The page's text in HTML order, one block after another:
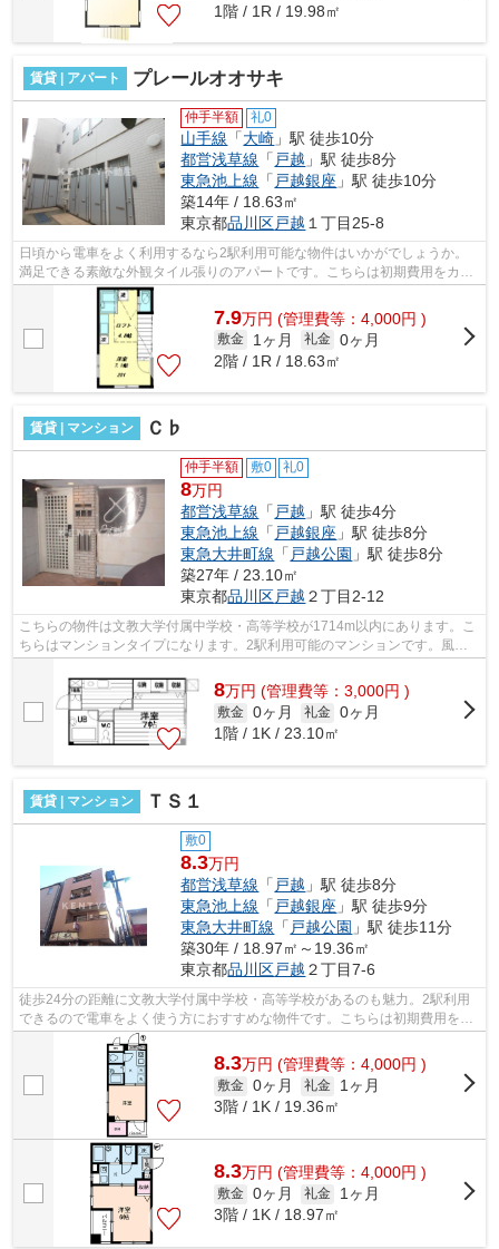
1階 / 1R / 19.98㎡
賃貸 | アパート プレールオオサキ
仲手半額 礼0
山手線 「大崎 」駅 徒歩10分
都営浅草線 「 戸越 」駅 徒歩8分
東急池上線 「 戸越銀座 」駅 徒歩10分
築14年 / 18.63㎡
東京都品川区戸越 １丁目25-8
日頃から電車をよく利用するなら2駅利用可能な物件はいかがでしょうか。
満足できる素敵な外観タイル張りのアパートです。こちらは初期費用をカー
ドでお支払いいただける物件です。風通...
7.9万円 (管理費等：4,000円 )
敷金 1ヶ月 礼金 0ヶ月
2階 / 1R / 18.63㎡
賃貸 | マンション Ｃ♭
仲手半額 敷0 礼0
8万円
都営浅草線 「 戸越 」駅 徒歩4分
東急池上線 「 戸越銀座 」駅 徒歩8分
東急大井町線 「 戸越公園 」駅 徒歩8分
築27年 / 23.10㎡
東京都品川区戸越 ２丁目2-12
こちらの物件は文教大学付属中学校・高等学校が1714m以内にあります。こ
ちらはマンションタイプになります。2駅利用可能のマンションです。風通
しが良く、熱がこもりにくいので、室内...
8万円 (管理費等：3,000円 )
敷金 0ヶ月 礼金 0ヶ月
1階 / 1K / 23.10㎡
賃貸 | マンション ＴＳ１
敷0
8.3万円
都営浅草線 「 戸越 」駅 徒歩8分
東急池上線 「 戸越銀座 」駅 徒歩9分
東急大井町線 「 戸越公園 」駅 徒歩11分
築30年 / 18.97㎡～19.36㎡
東京都品川区戸越 ２丁目7-6
徒歩24分の距離に文教大学付属中学校・高等学校があるのも魅力。2駅利用
できるので電車をよく使う方におすすめな物件です。こちらは初期費用をカ
ードでお支払いいただける物件です。こ...
8.3万円 (管理費等：4,000円 )
敷金 0ヶ月 礼金
1ヶ月
3階 / 1K / 19.36㎡
8.3万円 (管理費等：4,000円 )
敷金 0ヶ月 礼金
1ヶ月
3階 / 1K / 18.97㎡